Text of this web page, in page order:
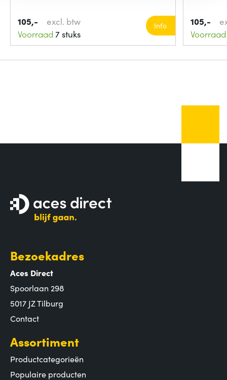
105,-
excl. btw
Voorraad 7 stuks
Info 105,-
Voorraad
Bezoekadres
Aces Direct
Spoorlaan 298
5017 JZ Tilburg
Contact
Assortiment
Productcategorieën
Populaire producten